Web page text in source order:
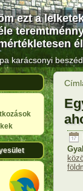
ezt a
karácsonyi